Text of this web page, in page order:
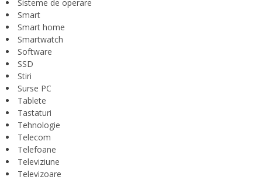
Sisteme de operare
Smart
Smart home
Smartwatch
Software
SSD
Stiri
Surse PC
Tablete
Tastaturi
Tehnologie
Telecom
Telefoane
Televiziune
Televizoare